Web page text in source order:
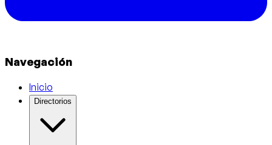
Navegación
Inicio
Directorios